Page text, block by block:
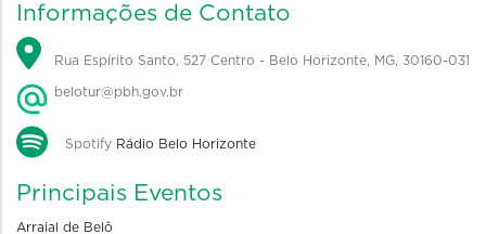
Informações de Contato
Rua Espírito Santo, 527 Centro - Belo Horizonte, MG, 30160-031
belotur@pbh.gov.br
Spotify Rádio Belo Horizonte
Principais Eventos
Arraial de Belô